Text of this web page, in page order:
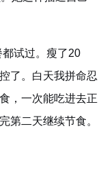
都试过。瘦了20
了。白天我拼命忍
，一次能吃进去正
第二天继续节食。